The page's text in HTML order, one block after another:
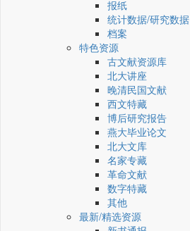
报纸
统计数据/研究数据
档案
特色资源
古文献资源库
北大讲座
晚清民国文献
西文特藏
博后研究报告
燕大毕业论文
北大文库
名家专藏
革命文献
数字特藏
其他
最新/精选资源